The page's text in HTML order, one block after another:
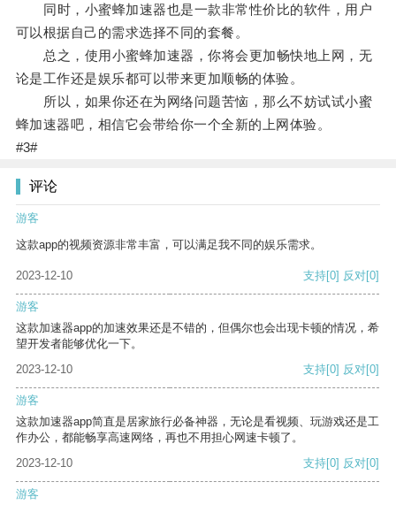
同时，小蜜蜂加速器也是一款非常性价比的软件，用户
可以根据自己的需求选择不同的套餐。
总之，使用小蜜蜂加速器，你将会更加畅快地上网，无
论是工作还是娱乐都可以带来更加顺畅的体验。
所以，如果你还在为网络问题苦恼，那么不妨试试小蜜
蜂加速器吧，相信它会带给你一个全新的上网体验。
#3#
评论
游客
这款app的视频资源非常丰富，可以满足我不同的娱乐需求。
2023-12-10 支持[0] 反对[0]
游客
这款加速器app的加速效果还是不错的，但偶尔也会出现卡顿的情况，希
望开发者能够优化一下。
2023-12-10
支持[0] 反对[0]
游客
这款加速器app简直是居家旅行必备神器，无论是看视频、玩游戏还是工
作办公，都能畅享高速网络，再也不用担心网速卡顿了。
2023-12-10
支持[0] 反对[0]
游客